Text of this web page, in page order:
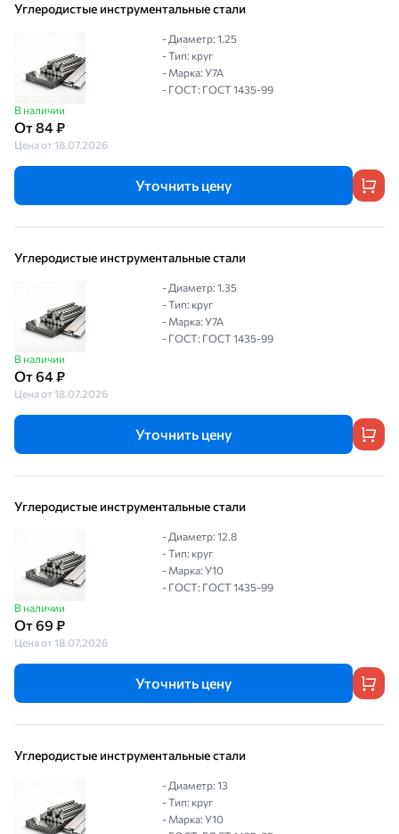
Углеродистые инструментальные стали
В наличии
От 84 ₽
Цена от 18.07.2026
- Диаметр: 1.25
- Тип: круг
- Марка: У7А
- ГОСТ: ГОСТ 1435-99
Уточнить цену
Углеродистые инструментальные стали
В наличии
От 64 ₽
Цена от 18.07.2026
- Диаметр: 1.35
- Тип: круг
- Марка: У7А
- ГОСТ: ГОСТ 1435-99
Уточнить цену
Углеродистые инструментальные стали
В наличии
От 69 ₽
Цена от 18.07.2026
- Диаметр: 12.8
- Тип: круг
- Марка: У10
- ГОСТ: ГОСТ 1435-99
Уточнить цену
Углеродистые инструментальные стали
- Диаметр: 13
- Тип: круг
- Марка: У10